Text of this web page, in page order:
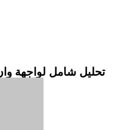
تحليل شامل لواجهة